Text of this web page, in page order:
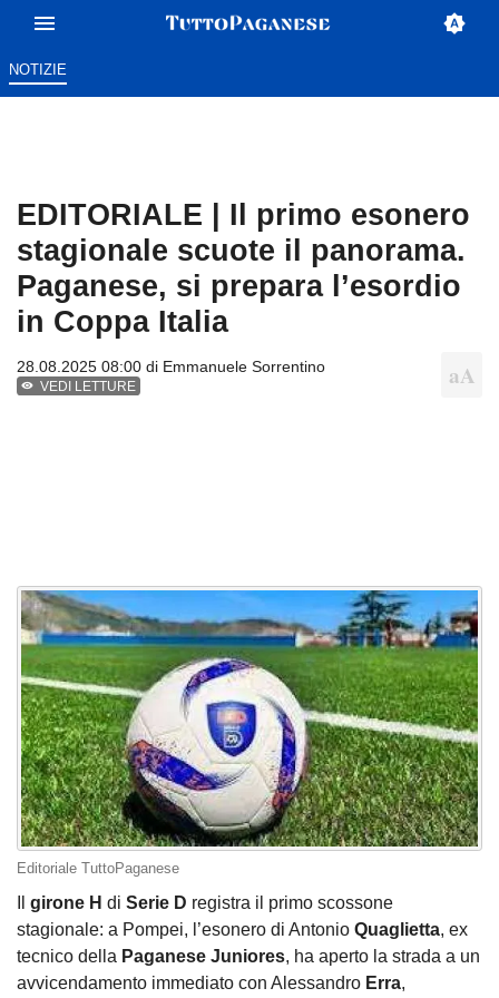
NOTIZIE
EDITORIALE | Il primo esonero
stagionale scuote il panorama.
Paganese, si prepara l’esordio
in Coppa Italia
28.08.2025 08:00 di Emmanuele Sorrentino
VEDI LETTURE
Editoriale TuttoPaganese
girone H di Serie D registra il primo scossone
stagionale: a Pompei, l’esonero di Antonio Quaglietta, ex
tecnico della Paganese Juniores, ha aperto la strada a un
avvicendamento immediato con Alessandro Erra,